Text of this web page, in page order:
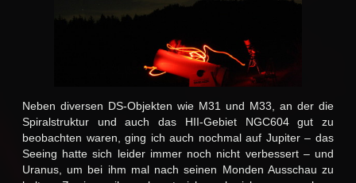
Neben diversen DS-Objekten wie M31 und M33, an der die
Spiralstruktur und auch das HII-Gebiet NGC604 gut zu
beobachten waren, ging ich auch nochmal auf Jupiter – das
Seeing hatte sich leider immer noch nicht verbessert – und
Uranus, um bei ihm mal nach seinen Monden Ausschau zu